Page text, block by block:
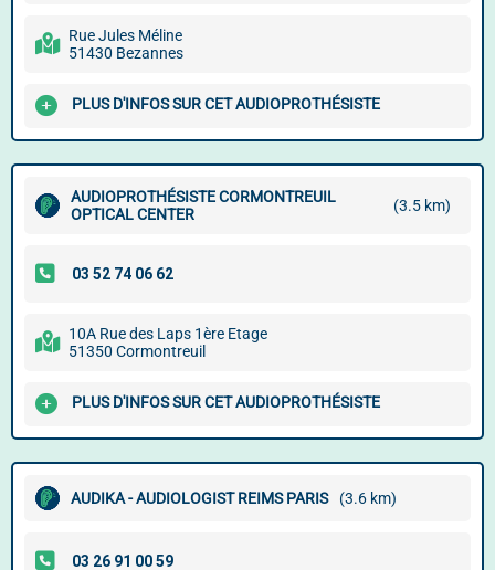
Rue Jules Méline
51430 Bezannes
PLUS D'INFOS SUR CET AUDIOPROTHÉSISTE
AUDIOPROTHÉSISTE CORMONTREUIL
OPTICAL CENTER
(3.5 km)
10A Rue des Laps 1ère Etage
51350 Cormontreuil
PLUS D'INFOS SUR CET AUDIOPROTHÉSISTE
AUDIKA - AUDIOLOGIST REIMS PARIS (3.6 km)